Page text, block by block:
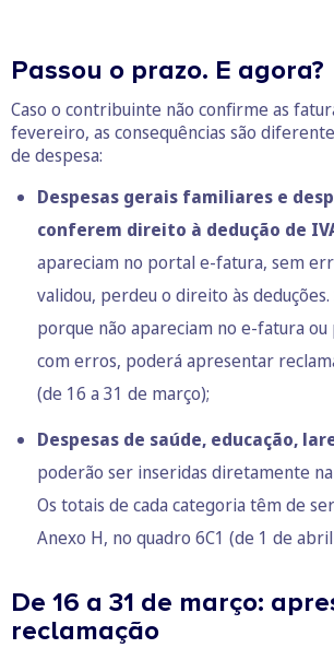
Passou o prazo. E agora?
Caso o contribuinte não confirme as
fevereiro, as consequências são
de despesa:
Despesas gerais familiares e
conferem direito à dedução de
apareciam no portal e-fatura, sem
validou, perdeu o direito às deduções.
porque não apareciam no e-fatura
com erros, poderá apresentar
(de 16 a 31 de março);
Despesas de saúde, educação,
poderão ser inseridas diretamente na
Os totais de cada categoria têm de
Anexo H, no quadro 6C1 (de 1 de
De 16 a 31 de março:
reclamação